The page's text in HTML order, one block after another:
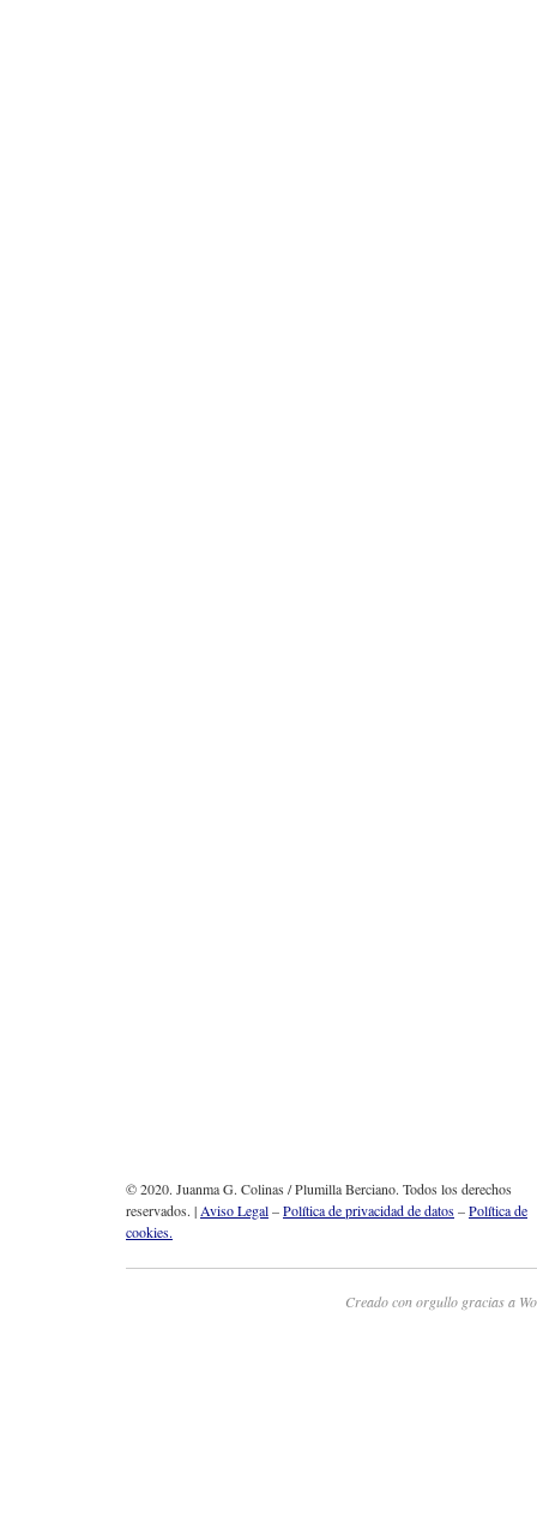
© 2020. Juanma G. Colinas / Plumilla Berciano. Todos los derechos
reservados. |Aviso Legal–Política de privacidad de datos–Política de
cookies.
Creado con orgullo gracias a